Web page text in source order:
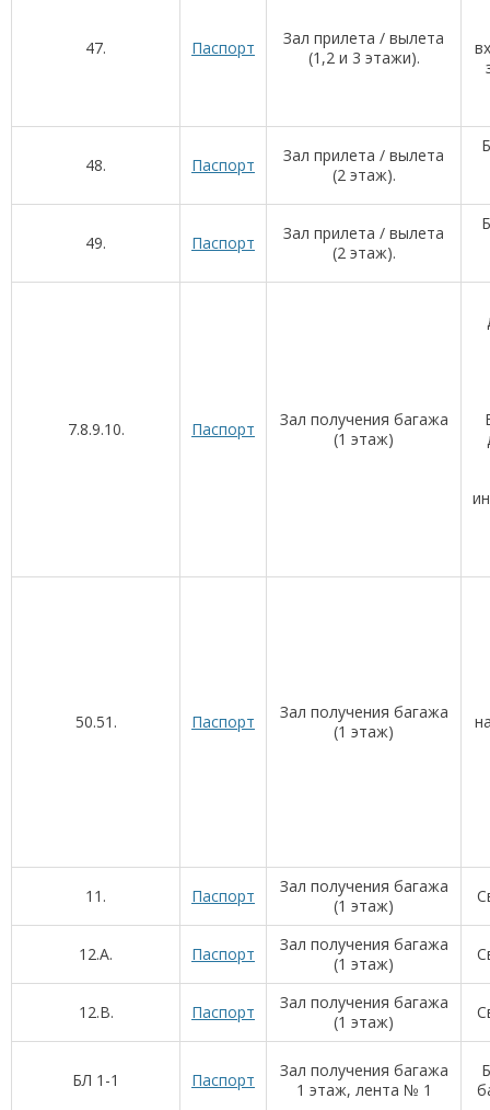
47. Паспорт
Зал прилета / вылета
(1,2 и 3 этажи).
48. Паспорт
Зал прилета / вылета
(2 этаж).
49. Паспорт
Зал прилета / вылета
(2 этаж).
7.8.9.10. Паспорт
Зал получения багажа
(1 этаж)
50.51. Паспорт
Зал получения багажа
(1 этаж)
11. Паспорт
Зал получения багажа
(1 этаж)
12.A. Паспорт
Зал получения багажа
(1 этаж)
12.B. Паспорт
Зал получения багажа
(1 этаж)
БЛ 1-1 Паспорт
Зал получения багажа
1 этаж, лента № 1